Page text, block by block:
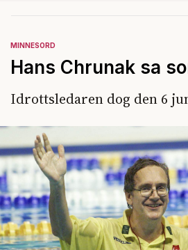
MINNESORD
Hans Chrunak sa
Idrottsledaren dog den 6